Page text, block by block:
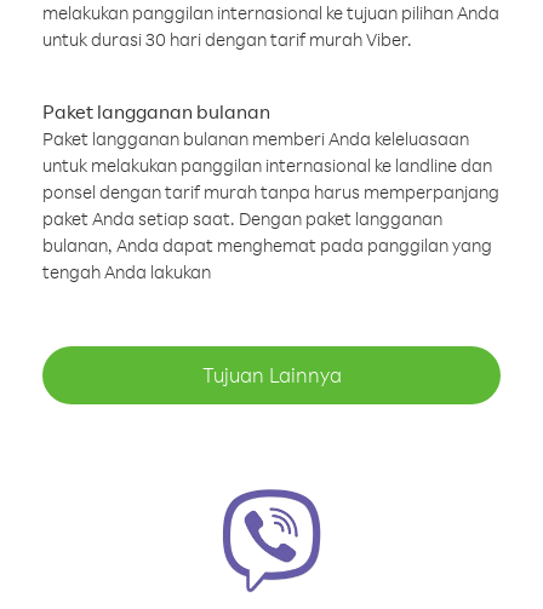
melakukan panggilan internasional ke tujuan pilihan Anda
untuk durasi 30 hari dengan tarif murah Viber.
Paket langganan bulanan
Paket langganan bulanan memberi Anda keleluasaan
untuk melakukan panggilan internasional ke landline dan
ponsel dengan tarif murah tanpa harus memperpanjang
paket Anda setiap saat. Dengan paket langganan
bulanan, Anda dapat menghemat pada panggilan yang
tengah Anda lakukan
Tujuan Lainnya